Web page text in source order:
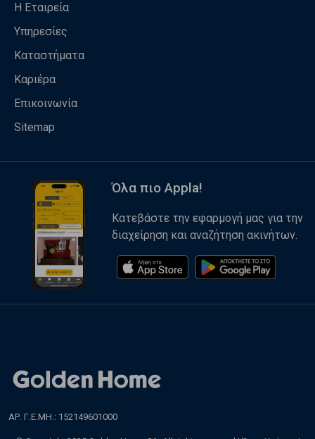
Η Εταιρεία
Υπηρεσίες
Καταστήματα
Καριέρα
Επικοινωνία
Sitemap
Όλα πιο Appla!
Κατεβάστε την εφαρμογή μας για την
διαχείρηση και αναζήτηση ακινήτων.
ΑΡ. Γ.Ε.ΜΗ.: 152149601000